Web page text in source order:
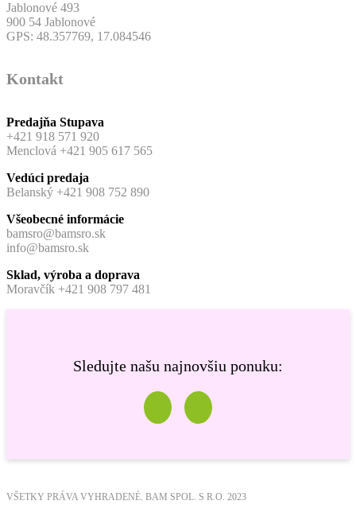
Jablonové 493
900 54 Jablonové
GPS: 48.357769, 17.084546
Kontakt
Predajňa Stupava
+421 918 571 920
Menclová +421 905 617 565
Vedúci predaja
Belanský +421 908 752 890
Všeobecné informácie
bamsro@bamsro.sk
info@bamsro.sk
Sklad, výroba a doprava
Moravčík +421 908 797 481
Sledujte našu najnovšiu ponuku:
VŠETKY PRÁVA VYHRADENÉ. BAM SPOL. S R.O. 2023